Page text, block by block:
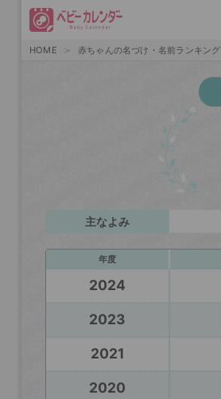
HOME 赤ちゃんの名づけ・名前ランキング
主なよみ
年度
2024
2023
2021
2020